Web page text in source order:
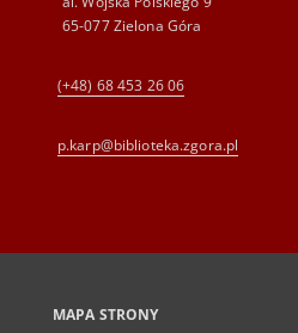
65-077 Zielona Góra
(+48) 68 453 26 06
p.karp@biblioteka.zgora.pl
MAPA STRONY